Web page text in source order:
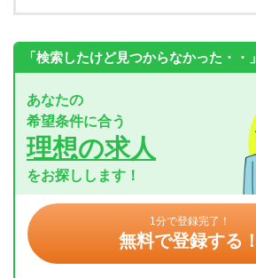
「検索したけど見つからなかった・・」
あなたの
希望条件に合う
理想の求人
をお探しします！
1分で登録完了！
無料で登録する！